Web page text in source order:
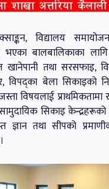
विद्यालय
बालबालिकाका लागि
खानेपानी तथा सरसफाइ,
विपद्का बेला सिकाइको
विषयलाई
सिकाइ केन्द्रहरूको
ज्ञान तथा सीपको